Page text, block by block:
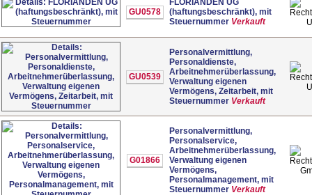
GU0578
(haftungsbeschränkt), mit
Steuernummer Verkauft
GU0539
Personalvermittlung,
Personaldienste,
Arbeitnehmerüberlassung,
Verwaltung eigenen
Vermögens, Zeitarbeit, mit
Steuernummer Verkauft
G01866
Personalvermittlung,
Personalservice,
Arbeitnehmerüberlassung,
Verwaltung eigenen
Vermögens,
Personalmanagement, mit
Steuernummer Verkauft